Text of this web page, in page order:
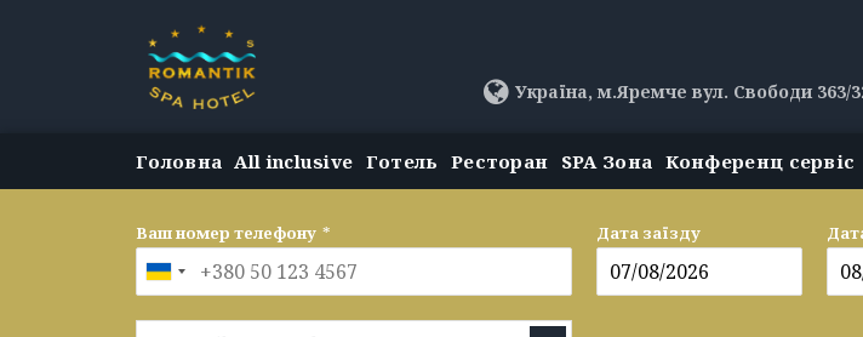
Україна, м.Яремче вул. Свободи 363/
Головна All inclusive Готель Ресторан SPA Зона Конференц сервіс
Ваш номер телефону * Дата заїзду